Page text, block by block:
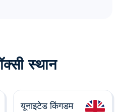
स्थान
यूनाइटेड किंगडम